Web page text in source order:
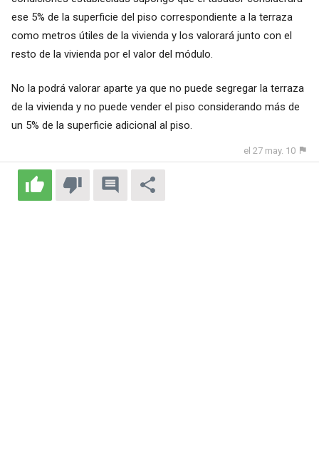
ese 5% de la superficie del piso correspondiente a la terraza
como metros útiles de la vivienda y los valorará junto con el
resto de la vivienda por el valor del módulo.
No la podrá valorar aparte ya que no puede segregar la terraza
de la vivienda y no puede vender el piso considerando más de
un 5% de la superficie adicional al piso.
el 27 may. 10